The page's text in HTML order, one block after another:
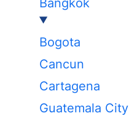
Bangkok
Bogota
Cancun
Cartagena
Guatemala City